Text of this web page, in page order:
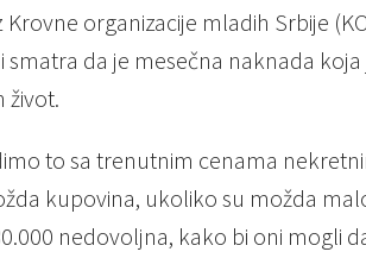
Krovne organizacije mladih Srbije
smatra da je mesečna naknada
život.
to sa trenutnim cenama
kupovina, ukoliko su možda
nedovoljna, kako bi oni mogli